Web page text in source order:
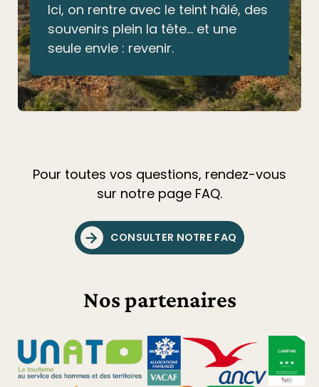
Ici, on rentre avec le teint hâlé, des
souvenirs plein la tête… et une
seule envie : revenir.
Pour toutes vos questions, rendez-vous
sur notre page FAQ.
CONSULTER NOTRE FAQ
Nos partenaires